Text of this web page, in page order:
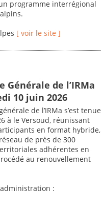
programme interrégional
[ voir le site ]
Générale de l’IRMa
10 juin 2026
de l’IRMa s’est tenue
à le Versoud, réunissant
en format hybride,
de près de 300
adhérentes en
au renouvellement
: